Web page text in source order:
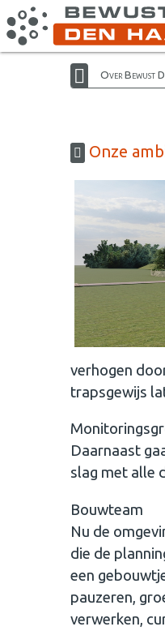
Over Bewust
Onze
verhogen
trapsgewijs
Daarnaast
slag met alle
Bouwteam
Nu de
die de
een
pauzeren,
verwerken,